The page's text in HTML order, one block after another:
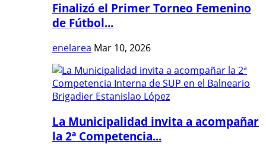
Finalizó el Primer Torneo Femenino
de Fútbol...
enelarea Mar 10, 2026
La Municipalidad invita a acompañar
la 2ª Competencia...